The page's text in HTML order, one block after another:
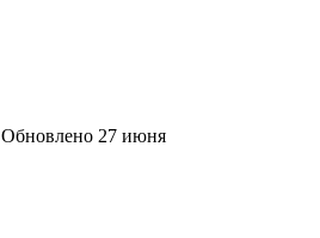
Обновлено 27 июня